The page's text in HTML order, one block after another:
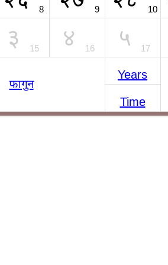
8 9 10
३ 15 ४ 16 ५ 17
फागुन
Years
Time